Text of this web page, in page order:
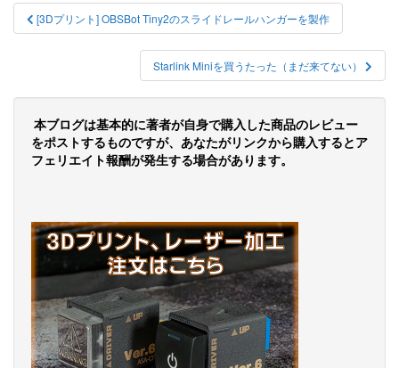
投
稿
ビ
ゲ
ー
ョ
ン
[3Dプリント] OBSBot Tiny2のスライドレールハンガーを製作
Starlink Miniを買うたった（まだ来てない）
本ブログは基本的に著者が自身で購入した商品のレビュー
をポストするものですが、あなたがリンクから購入するとア
フェリエイト報酬が発生する場合があります。